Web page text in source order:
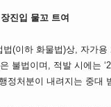
진입 물꼬 트여
법(이하 화물법)상, 자가
불법이며, 적발 시에는
정처분이 내려지는 중대